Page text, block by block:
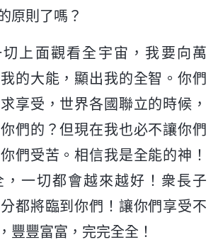
原則了嗎？
上面觀看全宇宙，我要向萬
的大能，顯出我的全智。你們
享受，世界各國聯立的時候，
們的？但現在我也必不讓你們
們受苦。相信我是全能的神！
一切都會越來越好！衆長子
都將臨到你們！讓你們享受不
豐豐富富，完完全全！